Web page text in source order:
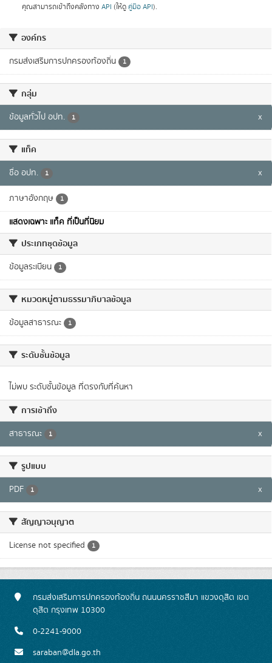
องค์กร
กรมส่งเสริมการปกครองท้องถิ่น 1
กลุ่ม
ข้อมูลทั่วไป อปท. 1 x
แท็ค
ชื่อ อปท. 1 x
ภาษาอังกฤษ 1
แสดงเฉพาะ แท็ค ที่เป็นที่นิยม
ประเภทชุดข้อมูล
ข้อมูลระเบียน 1
หมวดหมู่ตามธรรมาภิบาลข้อมูล
ข้อมูลสาธารณะ 1
ระดับชั้นข้อมูล
ไม่พบ ระดับชั้นข้อมูล ที่ตรงกับที่ค้นหา
การเข้าถึง
สาธารณะ 1 x
รูปแบบ
PDF 1 x
สัญญาอนุญาต
License not specified 1
คุณสามารถเข้าถึงคลังทาง API (ให้ดู คู่มือ API).
กรมส่งเสริมการปกครองท้องถิ่น ถนนนครราชสีมา แขวงดุสิต เขต
ดุสิต กรุงเทพ 10300
0-2241-9000
saraban@dla.go.th